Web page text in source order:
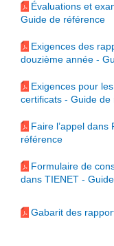
Évaluations et
Guide de référence
Exigences des
douzième année -
Exigences pour
certificats - Guide de
Faire l’appel dans
référence
Formulaire de
dans TIENET -
Gabarit des